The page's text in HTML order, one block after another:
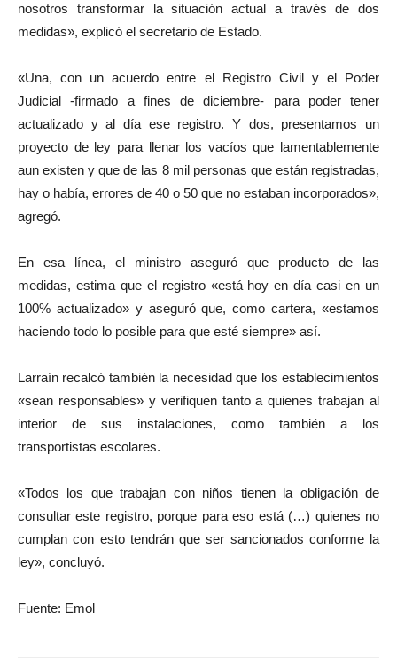
nosotros transformar la situación actual a través de dos
medidas», explicó el secretario de Estado.
«Una, con un acuerdo entre el Registro Civil y el Poder
Judicial -firmado a fines de diciembre- para poder tener
actualizado y al día ese registro. Y dos, presentamos un
proyecto de ley para llenar los vacíos que lamentablemente
aun existen y que de las 8 mil personas que están registradas,
hay o había, errores de 40 o 50 que no estaban incorporados»,
agregó.
En esa línea, el ministro aseguró que producto de las
medidas, estima que el registro «está hoy en día casi en un
100% actualizado» y aseguró que, como cartera, «estamos
haciendo todo lo posible para que esté siempre» así.
Larraín recalcó también la necesidad que los establecimientos
«sean responsables» y verifiquen tanto a quienes trabajan al
interior de sus instalaciones, como también a los
transportistas escolares.
«Todos los que trabajan con niños tienen la obligación de
consultar este registro, porque para eso está (…) quienes no
cumplan con esto tendrán que ser sancionados conforme la
ley», concluyó.
Fuente: Emol